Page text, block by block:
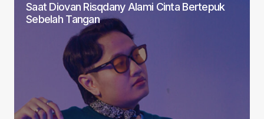
Saat Diovan Risqdany Alami Cinta Bertepuk
Sebelah Tangan